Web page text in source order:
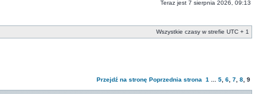
Teraz jest 7 sierpnia 2026, 09:13
Wszystkie czasy w strefie UTC + 1
Przejdź na stronę Poprzednia strona 1 5 6 7 8 9